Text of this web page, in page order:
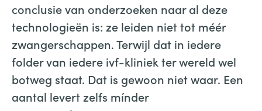
conclusie van onderzoeken naar al deze
technologieën is: ze leiden niet tot méér
zwangerschappen. Terwijl dat in iedere
folder van iedere ivf-kliniek ter wereld wel
botweg staat. Dat is gewoon niet waar. Een
aantal levert zelfs mínder